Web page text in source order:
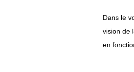
Dans le
vision de
en